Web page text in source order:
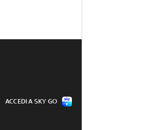
ACCEDI A SKY GO